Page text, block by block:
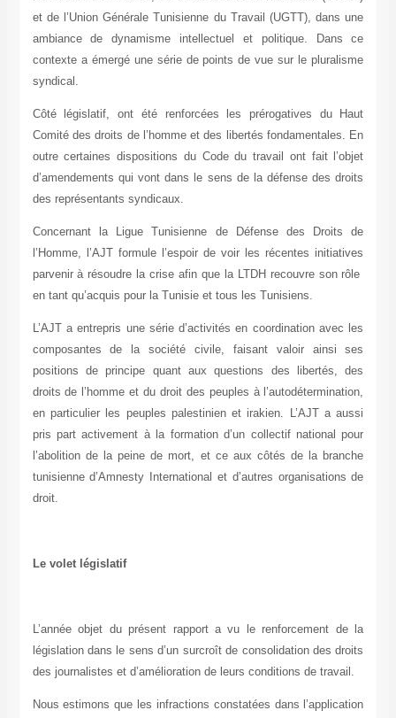
et de l’Union Générale Tunisienne du Travail (UGTT), dans une
ambiance de dynamisme intellectuel et politique. Dans ce
contexte a émergé une série de points de vue sur le pluralisme
syndical.
Côté législatif, ont été renforcées les prérogatives du Haut
Comité des droits de l’homme et des libertés fondamentales. En
outre certaines dispositions du Code du travail ont fait l’objet
d’amendements qui vont dans le sens de la défense des droits
des représentants syndicaux.
Concernant la Ligue Tunisienne de Défense des Droits de
l’Homme, l’AJT formule l’espoir de voir les récentes initiatives
parvenir à résoudre la crise afin que la LTDH recouvre son rôle
en tant qu’acquis pour la Tunisie et tous les Tunisiens.
L’AJT a entrepris une série d’activités en coordination avec les
composantes de la société civile, faisant valoir ainsi ses
positions de principe quant aux questions des libertés, des
droits de l’homme et du droit des peuples à l’autodétermination,
en particulier les peuples palestinien et irakien. L’AJT a aussi
pris part activement à la formation d’un collectif national pour
l’abolition de la peine de mort, et ce aux côtés de la branche
tunisienne d’Amnesty International et d’autres organisations de
droit.
Le volet législatif
L’année objet du présent rapport a vu le renforcement de la
législation dans le sens d’un surcroît de consolidation des droits
des journalistes et d’amélioration de leurs conditions de travail.
Nous estimons que les infractions constatées dans l’application